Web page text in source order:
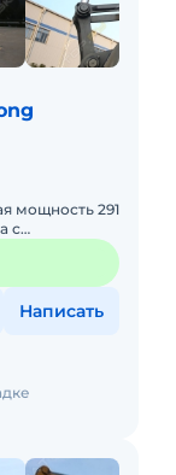
мощность 291
с
2), сигнал
Написать